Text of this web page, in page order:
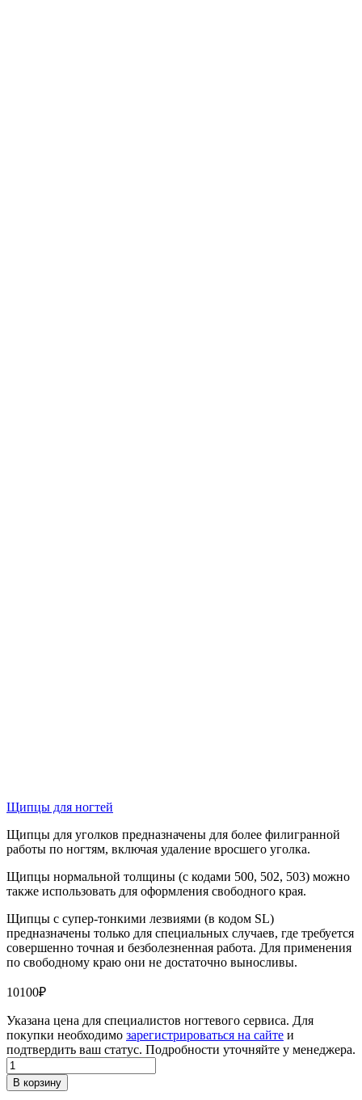
Щипцы для ногтей
Щипцы для уголков предназначены для более филигранной
работы по ногтям, включая удаление вросшего уголка.
Щипцы нормальной толщины (с кодами 500, 502, 503) можно
также использовать для оформления свободного края.
Щипцы с супер-тонкими лезвиями (в кодом SL)
предназначены только для специальных случаев, где требуется
совершенно точная и безболезненная работа. Для применения
по свободному краю они не достаточно выносливы.
10100₽
Указана цена для специалистов ногтевого сервиса. Для
покупки необходимо зарегистрироваться на сайте и
подтвердить ваш статус. Подробности уточняйте у менеджера.
Количество
товара
Щипцы
В корзину